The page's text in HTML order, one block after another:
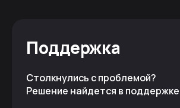
Поддержка
Столкнулись с проблемой?
Решение найдется в